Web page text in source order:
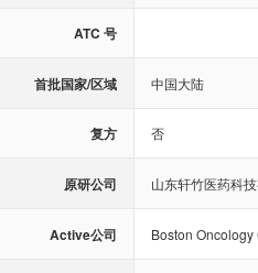
ATC 号
首批国家/区域 中国大陆
复方 否
原研公司 山东轩竹医药科
Active公司 Boston